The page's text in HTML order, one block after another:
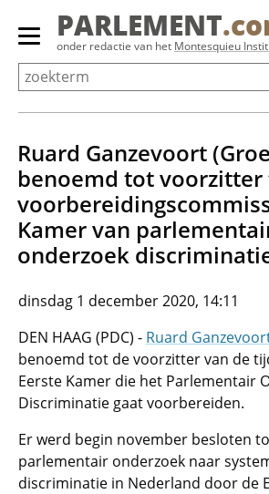
Overslaan
Primair
menu
tonen/verbergen
PARLEMENT
onder redactie van het Montesquieu
Ruard Ganzevoort
benoemd tot
Kamer van
onderzoek
dinsdag 1 december 2020, 14:11
DEN HAAG (PDC) - Ruard
benoemd tot de voorzitter van de
Eerste Kamer die het Parlementair
Discriminatie gaat voorbereiden.
Er werd begin november besloten
parlementair onderzoek naar
discriminatie in Nederland door de